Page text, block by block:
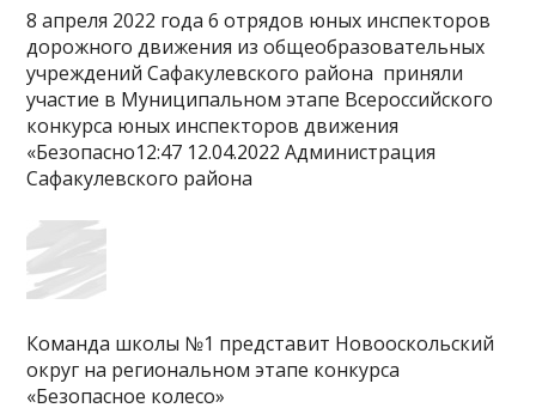
8 апреля 2022 года 6 отрядов юных инспекторов
дорожного движения из общеобразовательных
учреждений Сафакулевского района приняли
участие в Муниципальном этапе Всероссийского
конкурса юных инспекторов движения
«Безопасно12:47 12.04.2022 Администрация
Сафакулевского района
Команда школы №1 представит Новооскольский
округ на региональном этапе конкурса
«Безопасное колесо»